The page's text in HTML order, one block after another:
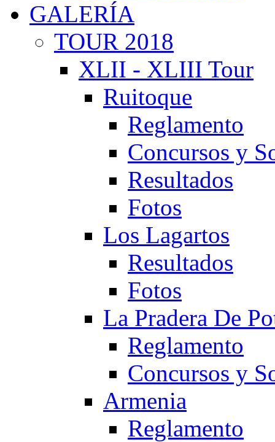
GALERÍA
TOUR 2018
XLII - XLIII Tour
Ruitoque
Reglamento
Concursos y
Resultados
Fotos
Los Lagartos
Resultados
Fotos
La Pradera De
Reglamento
Concursos y
Armenia
Reglamento